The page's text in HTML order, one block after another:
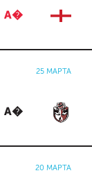
А�
25 МАРТА
А�
20 МАРТА